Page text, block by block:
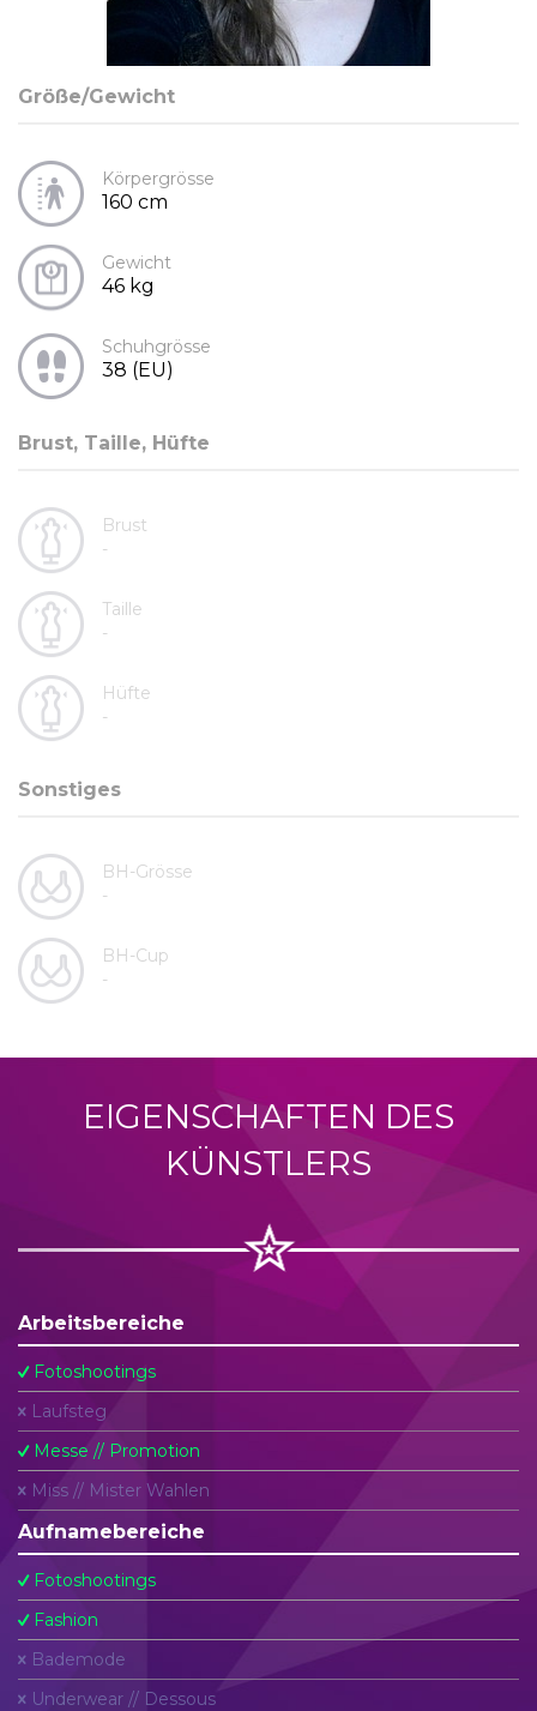
Größe/Gewicht
Körpergrösse
160 cm
Gewicht
46 kg
Schuhgrösse
38 (EU)
Brust, Taille, Hüfte
Brust
-
Taille
-
Hüfte
-
Sonstiges
BH-Grösse
-
BH-Cup
-
EIGENSCHAFTEN DES
KÜNSTLERS
Arbeitsbereiche
Fotoshootings
Laufsteg
Messe // Promotion
Miss // Mister Wahlen
Aufnamebereiche
Fotoshootings
Fashion
Bademode
Underwear // Dessous